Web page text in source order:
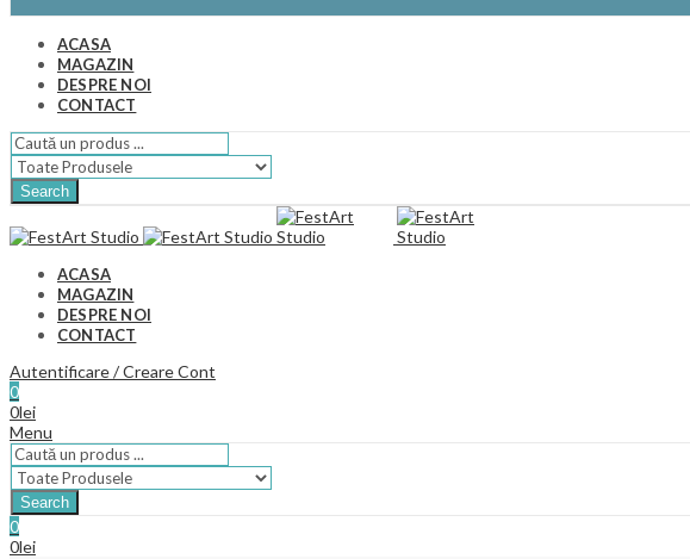
ACASA
MAGAZIN
DESPRE NOI
CONTACT
Search
ACASA
MAGAZIN
DESPRE NOI
CONTACT
Autentificare / Creare Cont
0
0lei
Menu
Search
0
0lei